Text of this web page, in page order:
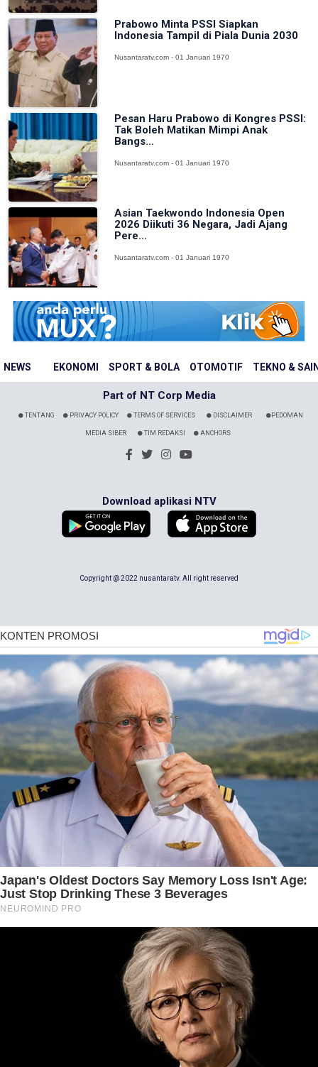
NEWS EKONOMI SPORT & BOLA OTOMOTIF TEKNO &
Prabowo Minta PSSI Siapkan
Indonesia Tampil di Piala Dunia 2030
Nusantaratv.com - 01 Januari 1970
Pesan Haru Prabowo di Kongres PSSI:
Tak Boleh Matikan Mimpi Anak
Bangs...
Nusantaratv.com - 01 Januari 1970
Asian Taekwondo Indonesia Open
2026 Diikuti 36 Negara, Jadi Ajang
Pere...
Nusantaratv.com - 01 Januari 1970
Part of NT Corp Media
TENTANG PRIVACY POLICY TERMS OF SERVICES DISCLAIMER PEDOMAN
MEDIA SIBER TIM REDAKSI ANCHORS
Download aplikasi NTV
Copyright @ 2022 nusantaratv. All right reserved